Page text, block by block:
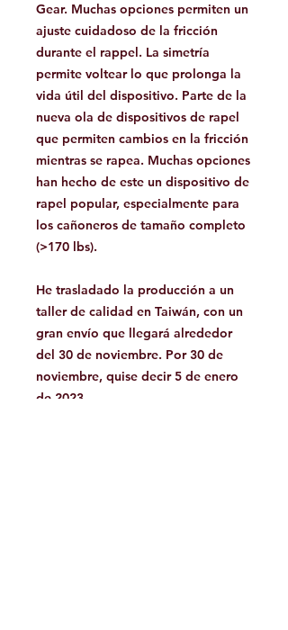
Gear. Muchas opciones permiten un
ajuste cuidadoso de la fricción
durante el rappel. La simetría
permite voltear lo que prolonga la
vida útil del dispositivo. Parte de la
nueva ola de dispositivos de rapel
que permiten cambios en la fricción
mientras se rapea. Muchas opciones
han hecho de este un dispositivo de
rapel popular, especialmente para
los cañoneros de tamaño completo
(>170 lbs).
He trasladado la producción a un
taller de calidad en Taiwán, con un
gran envío que llegará alrededor
del 30 de noviembre. Por 30 de
noviembre, quise decir 5 de enero
de 2023.